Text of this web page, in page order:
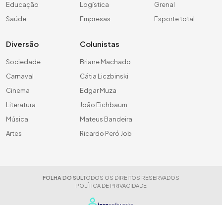
Educação
Saúde
Logística
Empresas
Grenal
Esporte total
Diversão
Sociedade
Carnaval
Cinema
Literatura
Música
Artes
Colunistas
Briane Machado
Cátia Liczbinski
Edgar Muza
João Eichbaum
Mateus Bandeira
Ricardo Peró Job
FOLHA DO SUL TODOS OS DIREITOS RESERVADOS
POLÍTICA DE PRIVACIDADE